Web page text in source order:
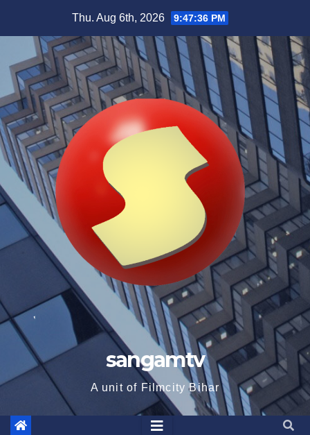
content
Thu. Aug 6th, 2026 9:47:37 PM
sangamtv
A unit of Filmcity Bihar